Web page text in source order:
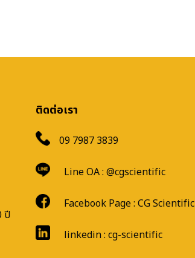
ปี
ติดต่อเรา
09 7987 3839
Line OA : @cgscientific
Facebook Page : CG Scientific
linkedin : cg-scientific